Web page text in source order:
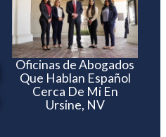
Oficinas de Abogados
Que Hablan Español
Cerca De Mi En
Ursine, NV